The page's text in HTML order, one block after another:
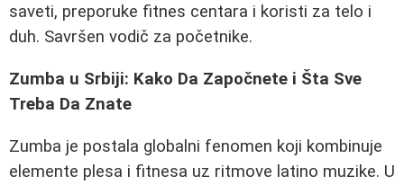
saveti, preporuke fitnes centara i koristi za telo i
duh. Savršen vodič za početnike.
Zumba u Srbiji: Kako Da Započnete i Šta Sve
Treba Da Znate
Zumba je postala globalni fenomen koji kombinuje
elemente plesa i fitnesa uz ritmove latino muzike. U